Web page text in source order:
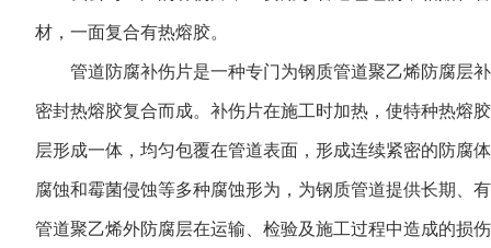
材，一面复合有热熔胶。
管道防腐补伤片是一种专门为钢质管道聚乙烯防腐层
密封热熔胶复合而成。补伤片在施工时加热，使特种热熔
层形成一体，均匀包覆在管道表面，形成连续紧密的防腐
腐蚀和霉菌侵蚀等多种腐蚀形为，为钢质管道提供长期、
管道聚乙烯外防腐层在运输、检验及施工过程中造成的损